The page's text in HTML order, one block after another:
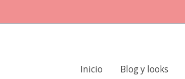
Inicio Blog y looks